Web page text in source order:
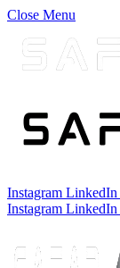
Close Menu
Instagram LinkedIn
Instagram LinkedIn